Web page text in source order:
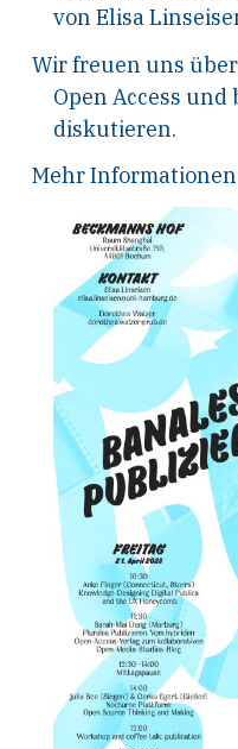
von Elisa
Wir freuen uns
Open Access
diskutieren.
Mehr Informationen